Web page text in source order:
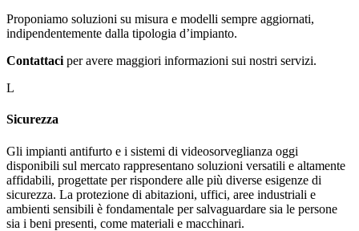
Proponiamo soluzioni su misura e modelli sempre aggiornati,
indipendentemente dalla tipologia d’impianto.
Contattaci per avere maggiori informazioni sui nostri servizi.
L
Sicurezza
Gli impianti antifurto e i sistemi di videosorveglianza oggi
disponibili sul mercato rappresentano soluzioni versatili e altamente
affidabili, progettate per rispondere alle più diverse esigenze di
sicurezza. La protezione di abitazioni, uffici, aree industriali e
ambienti sensibili è fondamentale per salvaguardare sia le persone
sia i beni presenti, come materiali e macchinari.